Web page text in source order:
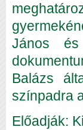
János
Balázs
színpadra
Előadják: